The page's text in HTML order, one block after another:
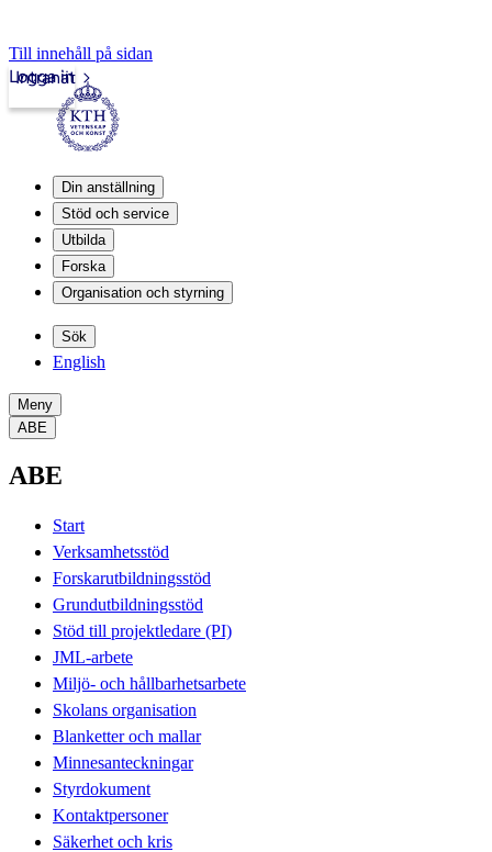
Till innehåll på sidan
Intranät
Logga in
Din anställning
Stöd och service
Utbilda
Forska
Organisation och styrning
Sök
English
Meny
ABE
ABE
Start
Verksamhetsstöd
Forskarutbildningsstöd
Grundutbildningsstöd
Stöd till projektledare (PI)
JML-arbete
Miljö- och hållbarhetsarbete
Skolans organisation
Blanketter och mallar
Minnesanteckningar
Styrdokument
Kontaktpersoner
Säkerhet och kris